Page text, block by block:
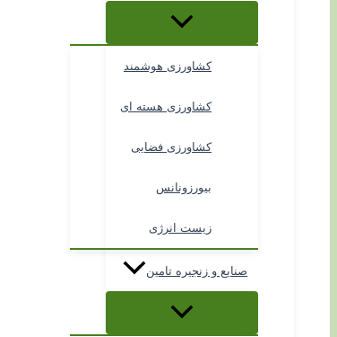
کشاورزی هوشمند
کشاورزی هسته ای
کشاورزی فضایی
بیورزونانس
زیست انرژی
صنایع و زنجیره تامین